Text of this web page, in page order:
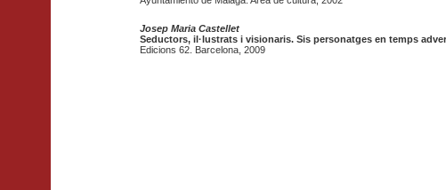
Josep Maria Castellet
Seductors, il·lustrats i visionaris. Sis personatges en temps
Edicions 62. Barcelona, 2009